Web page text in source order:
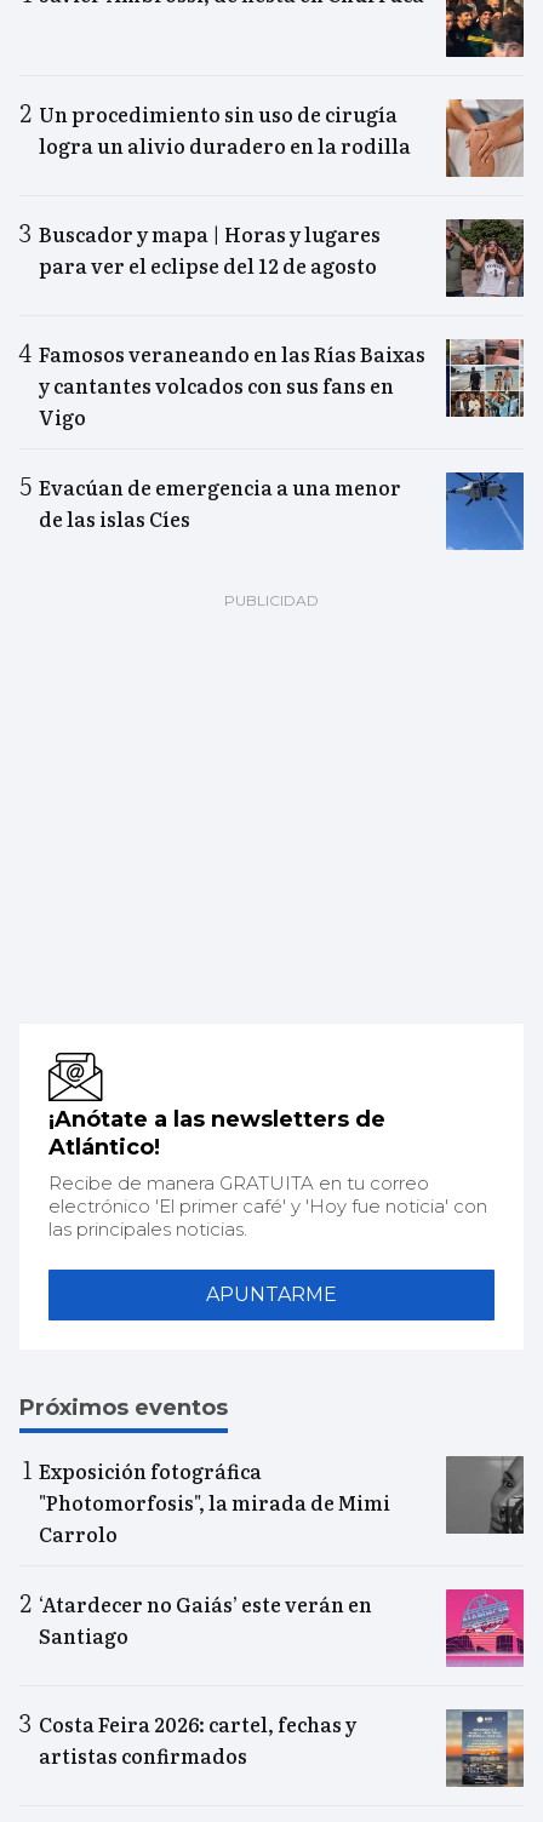
Un procedimiento sin uso de cirugía
logra un alivio duradero en la rodilla
Buscador y mapa | Horas y lugares
para ver el eclipse del 12 de agosto
Famosos veraneando en las Rías Baixas
y cantantes volcados con sus fans en
Vigo
Evacúan de emergencia a una menor
de las islas Cíes
¡Anótate a las newsletters de
Atlántico!
Recibe de manera GRATUITA en tu correo
electrónico 'El primer café' y 'Hoy fue noticia' con
las principales noticias.
APUNTARME
Próximos eventos
Exposición fotográfica
"Photomorfosis", la mirada de Mimi
Carrolo
‘Atardecer no Gaiás’ este verán en
Santiago
Costa Feira 2026: cartel, fechas y
artistas confirmados